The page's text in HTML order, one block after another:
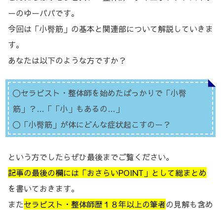
ーのゆーパパです。
今回は「小臀筋」の基本と関連部について解説していきま
す。
あなたは以下のような方ですか？
〇セラピスト・整体師を始めたばっかりで「小臀
筋」？…「「小」もあるの…」
〇「小臀筋」が体にどんな症状起こすのー？
という方でしたらぜひ最後までご覧ください。
記事の最後の欄には「おさらいPOINT」として総まとめ
を書いておきます。
またセラピスト・整体師歴１８年以上の筆者の見解も含め